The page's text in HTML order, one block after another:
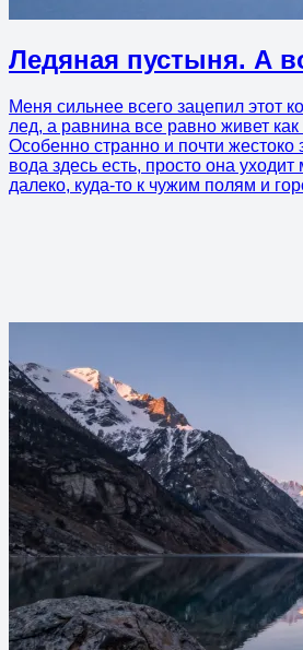
Ледяная пустыня. А
Меня сильнее всего зацепил этот
лед, а равнина все равно живет
Особенно странно и почти жестоко
вода здесь есть, просто она
далеко, куда-то к чужим полям и